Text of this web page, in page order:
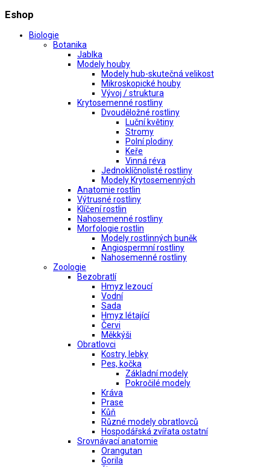
Eshop
Biologie
Botanika
Jablka
Modely houby
Modely hub-skutečná velikost
Mikroskopické houby
Vývoj / struktura
Krytosemenné rostliny
Dvouděložné rostliny
Luční květiny
Stromy
Polní plodiny
Keře
Vinná réva
Jednoklíčnolisté rostliny
Modely Krytosemenných
Anatomie rostlin
Výtrusné rostliny
Klíčení rostlin
Nahosemenné rostliny
Morfologie rostlin
Modely rostlinných buněk
Angiospermní rostliny
Nahosemenné rostliny
Zoologie
Bezobratlí
Hmyz lezoucí
Vodní
Sada
Hmyz létající
Červi
Měkkýši
Obratlovci
Kostry, lebky
Pes, kočka
Základní modely
Pokročilé modely
Kráva
Prase
Kůň
Různé modely obratlovců
Hospodářská zvířata ostatní
Srovnávací anatomie
Orangutan
Gorila